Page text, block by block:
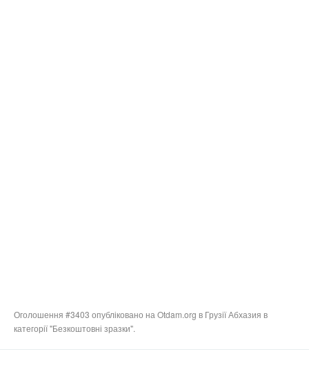
Оголошення #3403 опубліковано на Otdam.org в Грузії Абхазия в
категорії "Безкоштовні зразки".